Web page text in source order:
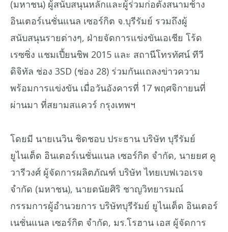
(มหาชน) ผู้สนับสนุนหลักและผู้ร่วมก่อตั้งสนามช้าง
อินเตอร์เนชั่นแนล เซอร์กิต จ.บุรีรัมย์ รวมถึงผู้
สนับสนุนรายต่างๆ, ฝ่ายจัดการแข่งขันเอเชีย โร้ด
เรซซิ่ง แชมเปี้ยนชิพ 2015 และ สถานีโทรทัศน์ ทีวี
ดิจิทัล ช่อง 3SD (ช่อง 28) ร่วมกันแถลงข่าวความ
พร้อมการแข่งขัน เมื่อวันอังคารที่ 17 พฤศจิกายนที่
ผ่านมา ที่สยามสแควร์ กรุงเทพฯ
โดยมี นายเนวิน ชิดชอบ ประธาน บริษัท บุรีรัมย์
ยูไนเต็ด อินเตอร์เนชั่นแนล เซอร์กิต จำกัด, นายยศ คู
วารีวงศ์ ผู้จัดการผลิตภัณฑ์ บริษัท ไทยเบฟเวอเรจ
จำกัด (มหาชน), นายตนัยศิริ ชาญวิทยารมณ์
กรรมการผู้อำนวยการ บริษัทบุรีรัมย์ ยูไนเต็ด อินเตอร์
เนชั่นแนล เซอร์กิต จำกัด, มร.โรฮาน เอส ผู้จัดการ